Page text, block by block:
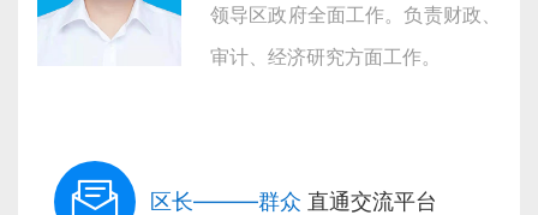
领导区政府全面工作。负责财政、
审计、经济研究方面工作。
区长———群众 直通交流平台